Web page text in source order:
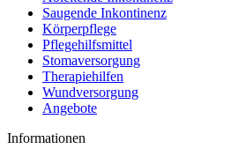
Saugende Inkontinenz
Körperpflege
Pflegehilfsmittel
Stomaversorgung
Therapiehilfen
Wundversorgung
Angebote
Informationen